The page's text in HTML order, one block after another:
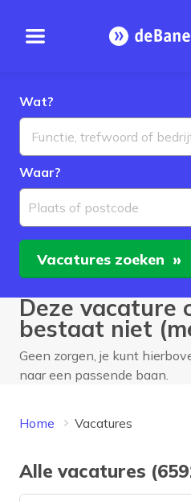
Open menu
Wat?
Waar?
Plaats of postcode
Vacatures zoeken
Deze vacature
bestaat niet
Geen zorgen, je kunt
naar een passende baan.
Home Vacatures
Alle vacatures